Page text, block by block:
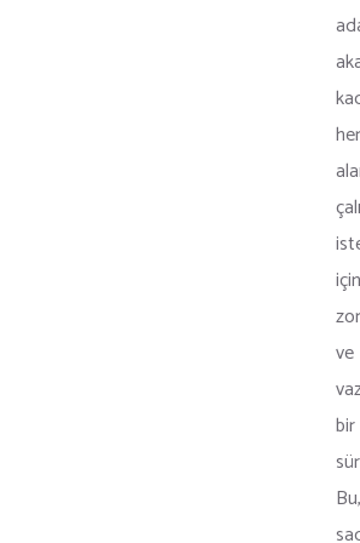
her
için
ve
bir
Bu,